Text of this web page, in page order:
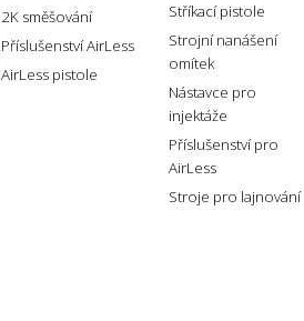
2K směšování
Příslušenství AirLess
AirLess pistole
Stříkací pistole
Strojní nanášení
omítek
Nástavce pro
injektáže
Příslušenství pro
AirLess
Stroje pro lajnování